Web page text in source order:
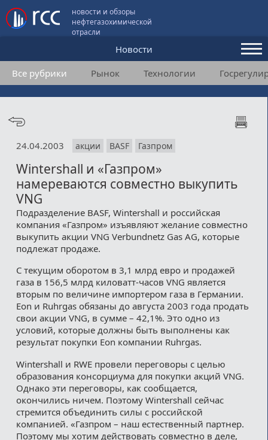
новости и обзоры
нефтегазохимической
отрасли
Новости
Аналитика и мнения
Конференции
Подписка
Медиакит
Все рубрики Рынок Технологии
24.04.2003 акции BASF Газпром
Wintershall и «Газпром»
намереваются совместно выкупить
VNG
Подразделение BASF, Wintershall и российская
компания «Газпром» изъявляют желание совместно
выкупить акции VNG Verbundnetz Gas AG, которые
подлежат продаже.
С текущим оборотом в 3,1 млрд евро и продажей
газа в 156,5 млрд киловатт-часов VNG является
вторым по величине импортером газа в Германии.
Eon и Ruhrgas обязаны до августа 2003 года продать
свои акции VNG, в сумме – 42,1%. Это одно из
условий, которые должны быть выполнены как
результат покупки Eon компании Ruhrgas.
Wintershall и RWE провели переговоры с целью
образования консорциума для покупки акций VNG.
Однако эти переговоры, как сообщается,
окончились ничем. Поэтому Wintershall сейчас
стремится объединить силы с российской
компанией. «Газпром – наш естественный партнер.
Поэтому мы хотим действовать совместно в деле,